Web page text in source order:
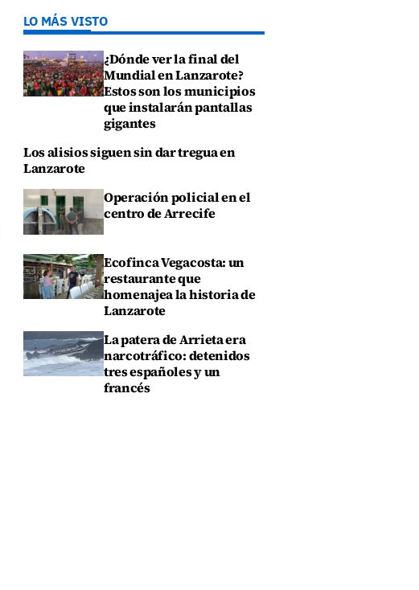
LO MÁS VISTO
¿Dónde ver la final del
Mundial en Lanzarote?
Estos son los municipios
que instalarán pantallas
gigantes
Los alisios siguen sin dar tregua en
Lanzarote
Operación policial en el
centro de Arrecife
Ecofinca Vegacosta: un
restaurante que
homenajea la historia de
Lanzarote
La patera de Arrieta era
narcotráfico: detenidos
tres españoles y un
francés